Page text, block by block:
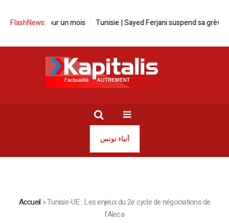
FlashNews:
pour un mois Tunisie | Sayed Ferjani suspend sa grève de la faim
أنباء تونس
Accueil »Tunisie-UE : Les enjeux du 2e cycle de négociations de
l’Aleca